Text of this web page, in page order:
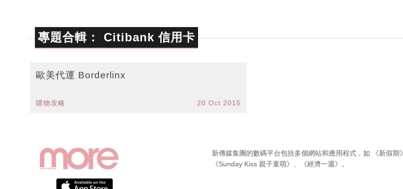
專題合輯： Citibank 信用卡
歐美代運 Borderlinx
購物攻略 20 Oct 2015
新傳媒集團的數碼平台包括多個網站和應用程式，如 《新假期》
《Sunday Kiss 親子童萌》
《經濟一週》 。